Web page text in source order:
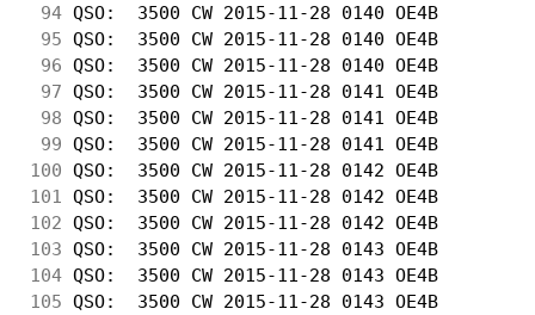
94 QSO:  3500 CW 2015-11-28 0140 OE4B
95 QSO:  3500 CW 2015-11-28 0140 OE4B
96 QSO:  3500 CW 2015-11-28 0140 OE4B
97 QSO:  3500 CW 2015-11-28 0141 OE4B
98 QSO:  3500 CW 2015-11-28 0141 OE4B
99 QSO:  3500 CW 2015-11-28 0141 OE4B
100 QSO:  3500 CW 2015-11-28 0142 OE4B
101
QSO:  3500 CW 2015-11-28 0142 OE4B
102 QSO:  3500 CW 2015-11-28 0142 OE4B
103 QSO:  3500 CW 2015-11-28 0143 OE4B
104 QSO:  3500 CW 2015-11-28 0143 OE4B
105 QSO:  3500 CW 2015-11-28 0143 OE4B